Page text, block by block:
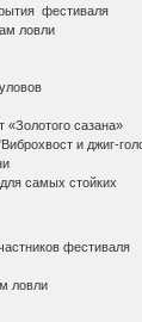
фестиваля
ловли
сазана»
и джиг-
самых стойких
фестиваля
ловли